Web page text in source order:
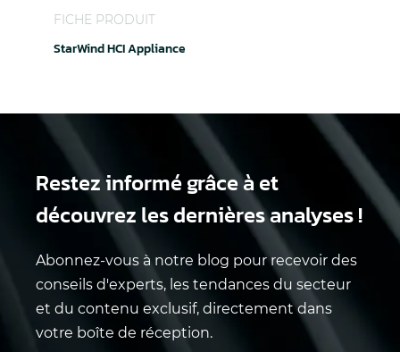
FICHE PRODUIT
StarWind HCI Appliance
Restez informé grâce à et
découvrez les dernières analyses !
Abonnez-vous à notre blog pour recevoir des
conseils d'experts, les tendances du secteur
et du contenu exclusif, directement dans
votre boîte de réception.